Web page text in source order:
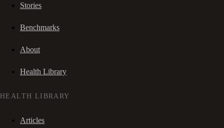
Stories
Benchmarks
About
Health Library
HEALTH LIBRARY
Articles